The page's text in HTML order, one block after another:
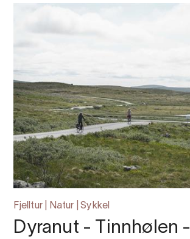
Fjelltur | Natur | Sykkel
Dyranut - Tinnhølen -